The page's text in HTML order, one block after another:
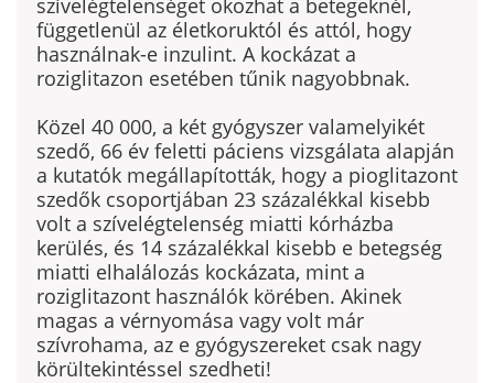
szívelégtelenséget okozhat a betegek­nél,
függetlenül az életkoruktól és attól, hogy
hasz­nálnak-e inzulint. A kockázat a
roziglitazon esetében tűnik nagyobbnak.
Közel 40 000, a két gyógyszer valamelyikét
szedő, 66 év feletti páciens vizsgálata alapján
a kutatók megállapították, hogy a pioglitazont
szedők csoportjában 23 százalékkal kisebb
volt a szívelégtelenség miatti kórházba
kerülés, és 14 szá­zalékkal kisebb e betegség
miatti elhalálozás kocká­zata, mint a
roziglitazont használók körében. Akinek
magas a vérnyomása vagy volt már
szívrohama, az e gyógyszereket csak nagy
körültekintéssel szedheti!